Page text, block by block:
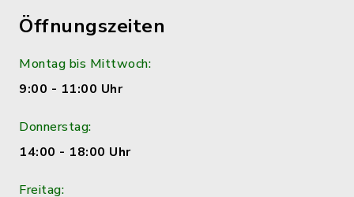
Öffnungszeiten
Montag bis Mittwoch:
9:00 - 11:00 Uhr
Donnerstag:
14:00 - 18:00 Uhr
Freitag: